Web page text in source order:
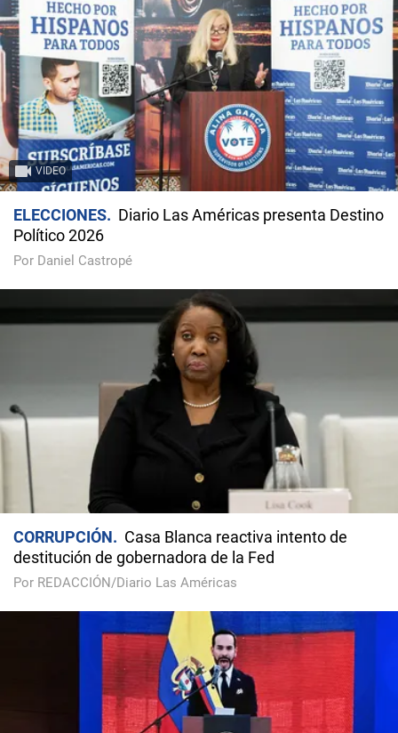
VIDEO
ELECCIONES
Diario Las Américas presenta Destino
Político 2026
Por Daniel Castropé
CORRUPCIÓN
Casa Blanca reactiva intento de
destitución de gobernadora de la Fed
Por REDACCIÓN/Diario Las Américas